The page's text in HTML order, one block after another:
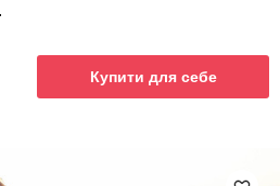
Купити для себе